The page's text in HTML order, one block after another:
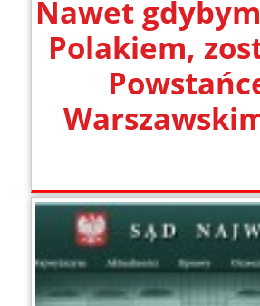
Nawet
Polakiem,